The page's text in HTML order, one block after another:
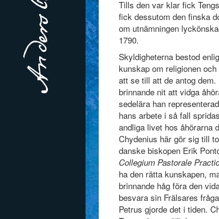
Tills den var klar fick
fick dessutom den finska
om utnämningen
1790.
Skyldigheterna bestod
kunskap om religionen
att se till att de antog
brinnande nit att vidga
sedelära han
hans arbete i så fall
andliga livet hos åhörarna
Chydenius här gör sig till
danske biskopen Erik
Collegium Pastorale
ha den rätta kunskapen,
brinnande håg föra den
besvara sin Frälsares
Petrus gjorde det i tiden.